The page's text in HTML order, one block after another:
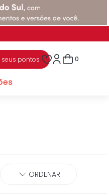
seus pontos 0